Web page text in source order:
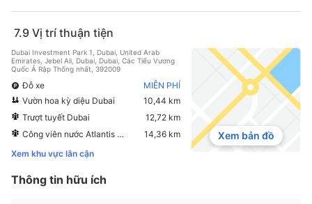
7.9 Vị trí thuận tiện
Dubai Investment Park 1, Dubai, United Arab
Emirates, Jebel Ali, Dubai, Dubai, Các Tiểu Vương
Quốc Ả Rập Thống nhất, 392009
Đỗ xe
MIỄN PHÍ
Vườn hoa kỳ diệu Dubai
10,44 km
Trượt tuyết Dubai
12,72 km
Công viên nước Atlantis Aquaventure
14,36 km
Xem khu vực lân cận
Xem bản đồ
Thông tin hữu ích